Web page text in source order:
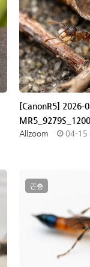
[CanonR5] 2026-
Allzoom 04-15
곤충